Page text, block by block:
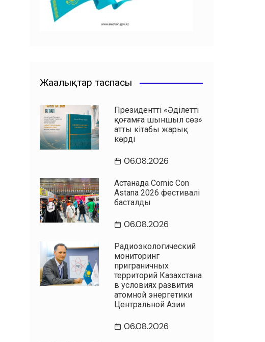
Жаңалықтар таспасы
Президенттің «Әділетті
қоғамға шыншыл сөз»
атты кітабы жарық
көрді
06.08.2026
Астанада Comic Con
Astana 2026 фестивалі
басталды
06.08.2026
Радиоэкологический
мониторинг
приграничных
территорий Казахстана
в условиях развития
атомной энергетики
Центральной Азии
06.08.2026